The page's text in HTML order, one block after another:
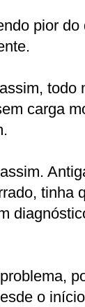
pior do
todo
carga
tinha
o